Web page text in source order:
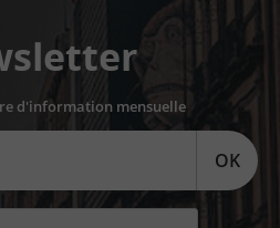
d'information mensuelle
OK